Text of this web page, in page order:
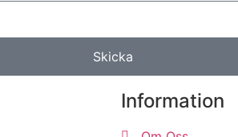
Skicka
Information